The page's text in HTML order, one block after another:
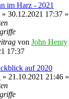
im Harz - 2021
» 30.12.2021 17:37
von John Henry
17:37
auf 2020
» 21.10.2021 21:46